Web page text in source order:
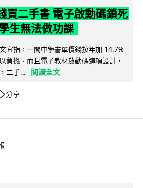
買二手書 電子啟動碼鎖死
生無法做功課
宜指，一間中學書單價錢按年加 14.7%
負擔。而且電子教材啟動碼這項設計，
二手...
閱讀全文
分享